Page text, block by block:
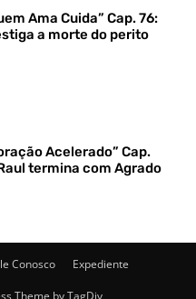
Ama Cuida” Cap. 76:
a morte do perito
Acelerado” Cap.
termina com Agrado
Conosco Expediente